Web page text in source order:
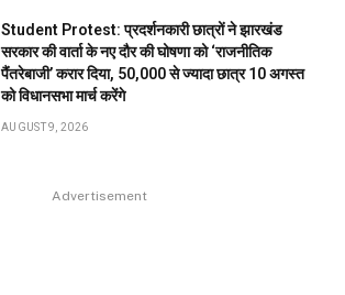
Student Protest: प्रदर्शनकारी छात्रों ने झारखंड
सरकार की वार्ता के नए दौर की घोषणा को ‘राजनीतिक
पैंतरेबाजी’ करार दिया, 50,000 से ज्यादा छात्र 10 अगस्त
को विधानसभा मार्च करेंगे
AUGUST 9, 2026
Advertisement